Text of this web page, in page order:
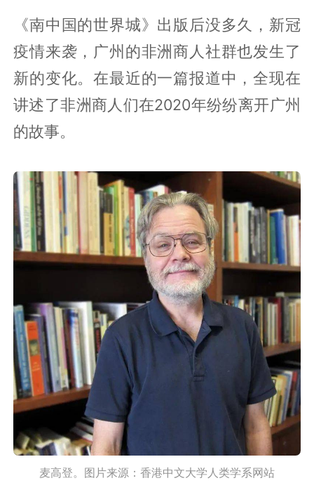
《南中国的世界城》出版后没多久，新冠
疫情来袭，广州的非洲商人社群也发生了
新的变化。在最近的一篇报道中，全现在
讲述了非洲商人们在2020年纷纷离开广州
的故事。
麦高登。图片来源：香港中文大学人类学系网站